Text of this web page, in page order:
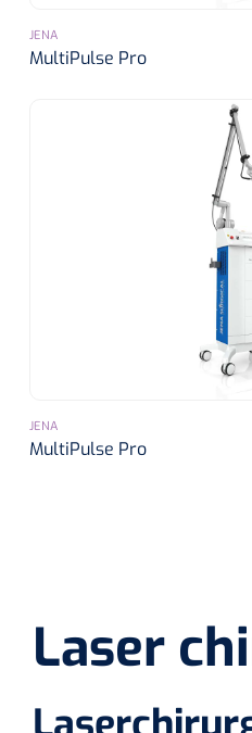
JENA
MultiPulse Pro
JENA
MultiPulse Pro
Laser